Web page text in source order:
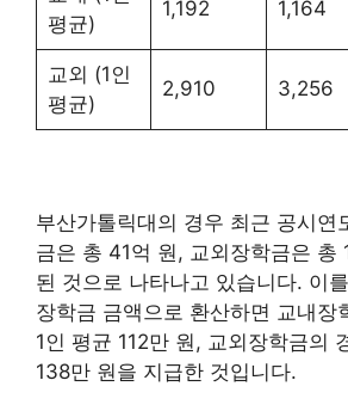
평균)
1,192 1,164
교외 (1인
평균)
2,910 3,256
부산가톨릭대의 경우 최근 공시연
금은 총 41억 원, 교외장학금은 총
된 것으로 나타나고 있습니다. 이
장학금 금액으로 환산하면 교내장
1인 평균 112만 원, 교외장학금의
138만 원을 지급한 것입니다.